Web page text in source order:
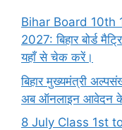
Bihar Board 10th
2027: बिहार बोर्ड
यहाँ से चेक करें।
बिहार मुख्यमंत्री
अब ऑनलाइन आवेदन के
8 July Class 1st